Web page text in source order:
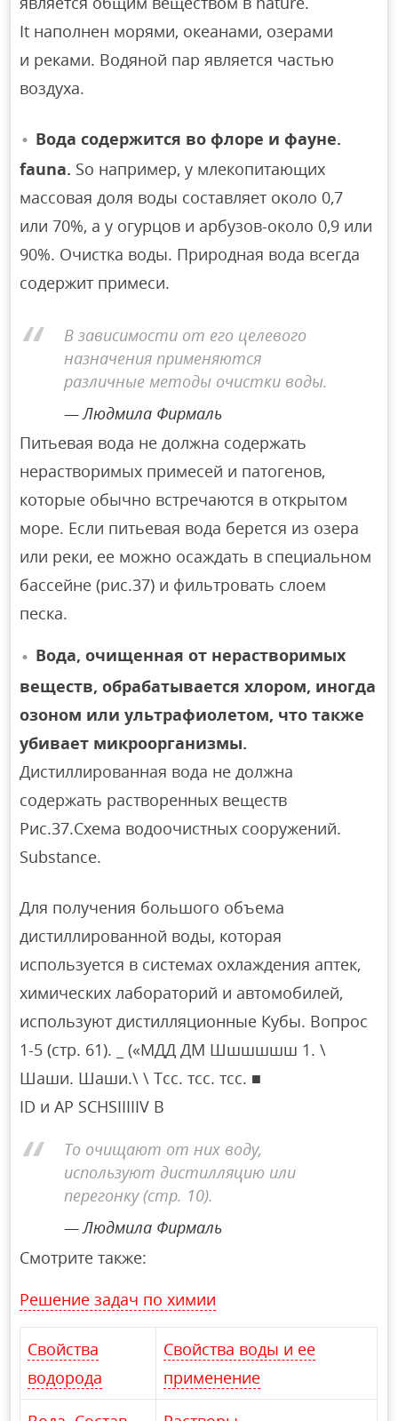
It наполнен морями, океанами, озерами
и реками. Водяной пар является частью
воздуха.
Вода содержится во флоре и фауне.
fauna. So например, у млекопитающих
массовая доля воды составляет около 0,7
или 70%, а у огурцов и арбузов-около 0,9 или
90%. Очистка воды. Природная вода всегда
содержит примеси.
В зависимости от его целевого
назначения применяются
различные методы очистки воды.
Людмила Фирмаль
Питьевая вода не должна содержать
нерастворимых примесей и патогенов,
которые обычно встречаются в открытом
море. Если питьевая вода берется из озера
или реки, ее можно осаждать в специальном
бассейне (рис.37) и фильтровать слоем
песка.
Вода, очищенная от нерастворимых
веществ, обрабатывается хлором, иногда
озоном или ультрафиолетом, что также
убивает микроорганизмы.
Дистиллированная вода не должна
содержать растворенных веществ
Рис.37.Схема водоочистных сооружений.
Substance.
Для получения большого объема
дистиллированной воды, которая
используется в системах охлаждения аптек,
химических лабораторий и автомобилей,
используют дистилляционные Кубы. Вопрос
1-5 (стр. 61). _ («МДД ДМ Шшшшшш 1. \
Шаши. Шаши.\ \ Тсс. тсс. тсс. ■
ID и AP SCHSIIIIIV В
To очищают от них воду,
используют дистилляцию или
перегонку (стр. 10).
Людмила Фирмаль
Смотрите также:
Решение задач по химии
Свойства
водорода
Свойства воды и ее
применение